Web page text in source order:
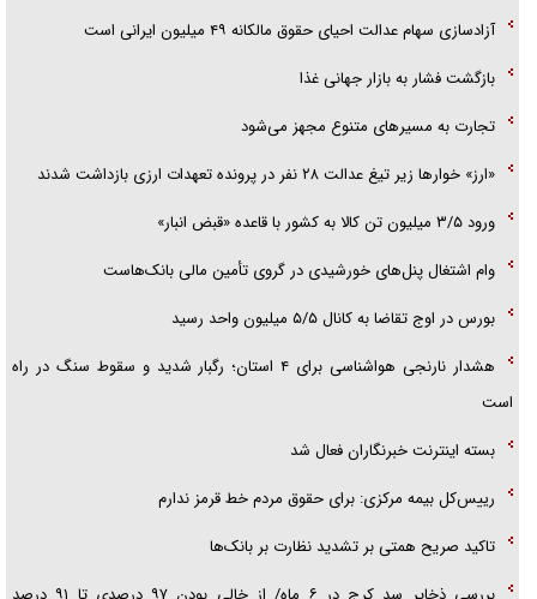
آزادسازی سهام عدالت احیای حقوق مالکانه ۴۹ میلیون ایرانی است
بازگشت فشار به بازار جهانی غذا
تجارت به مسیر‌های متنوع مجهز می‌شود
«ارز» خوار‌ها زیر تیغ عدالت ۲۸ نفر در پرونده تعهدات ارزی بازداشت شدند
ورود ۳/۵ میلیون تن کالا به کشور با قاعده «قبض انبار»
وام اشتغال پنل‌های خورشیدی در گروی تأمین مالی بانک‌هاست
بورس در اوج تقاضا به کانال ۵/۵ میلیون واحد رسید
هشدار نارنجی هواشناسی برای ۴ استان؛ رگبار شدید و سقوط سنگ در راه
است
بسته اینترنت خبرنگاران فعال شد
رییس‌کل بیمه مرکزی: برای حقوق مردم خط قرمز ندارم
تاکید صریح همتی بر تشدید نظارت بر بانک‌ها